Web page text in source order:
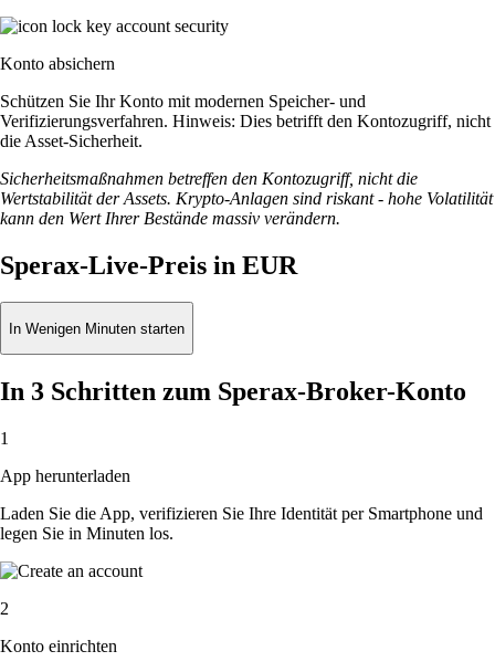
Konto absichern
Schützen Sie Ihr Konto mit modernen Speicher- und
Verifizierungsverfahren. Hinweis: Dies betrifft den Kontozugriff, nicht
die Asset-Sicherheit.
Sicherheitsmaßnahmen betreffen den Kontozugriff, nicht die
Wertstabilität der Assets. Krypto-Anlagen sind riskant - hohe Volatilität
kann den Wert Ihrer Bestände massiv verändern.
Sperax-Live-Preis in EUR
In Wenigen Minuten starten
In 3 Schritten zum Sperax-Broker-Konto
1
App herunterladen
Laden Sie die App, verifizieren Sie Ihre Identität per Smartphone und
legen Sie in Minuten los.
2
Konto einrichten